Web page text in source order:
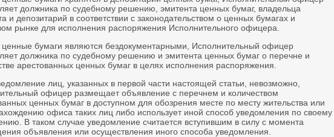
должника по судебному решению, эмитента ценных бумаг, владельца
и депозитарий в соответствии с законодательством о ценных бумагах и
рынке для исполнения распоряжения Исполнительного офицера.
бумаги являются бездокументарными, Исполнительный офицер
должника по судебному решению и эмитента ценных бумаг о перечне и
арестованных ценных бумаг в целях исполнения распоряжения.
лиц, указанных в первой части настоящей статьи, невозможно,
офицер размещает объявление с перечнем и количеством
ценных бумаг в доступном для обозрения месте по месту жительства или
офиса таких лиц либо использует иной способ уведомления по своему
В таком случае уведомление считается вступившим в силу с момента
объявления или осуществления иного способа уведомления.